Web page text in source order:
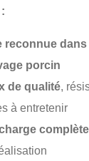
reconnue
porcin
de qualité,
à entretenir
complète